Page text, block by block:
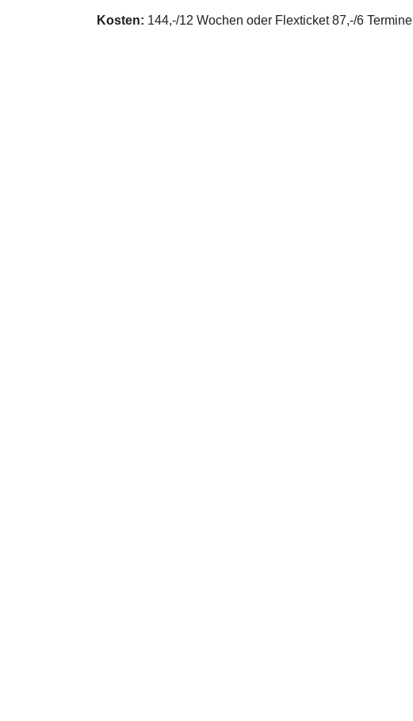
Kosten: 144,-/12 Wochen oder Flexticket 87,-/6 Termine